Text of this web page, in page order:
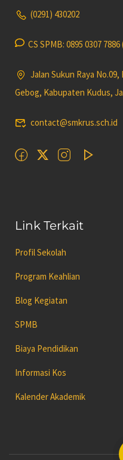
(0291) 430202
CS SPMB: 0895 0307
Jalan Sukun Raya
Gebog, Kabupaten Kudus,
contact@smkrus.sch.id
Link Terkait
Profil Sekolah
Program Keahlian
Blog Kegiatan
SPMB
Biaya Pendidikan
Informasi Kos
Kalender Akademik